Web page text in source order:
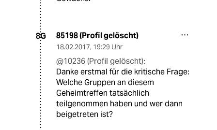
8G 85198 (Profil gelöscht)
18.02.2017, 19:29 Uhr
@10236 (Profil gelöscht):
Danke erstmal für die kritische Frage:
Welche Gruppen an diesem
Geheimtreffen tatsächlich
teilgenommen haben und wer dann
beigetreten ist?